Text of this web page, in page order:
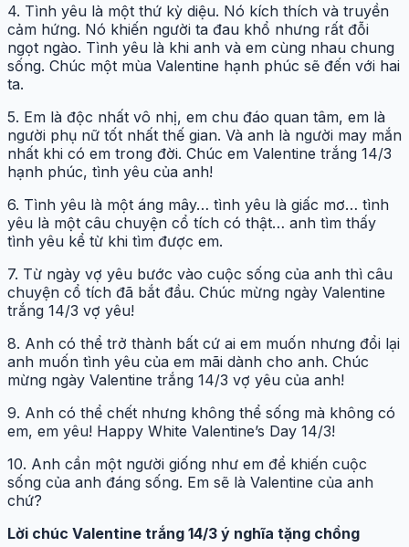
4. Tình yêu là một thứ kỳ diệu. Nó kích thích và truyền
cảm hứng. Nó khiến người ta đau khổ nhưng rất đỗi
ngọt ngào. Tình yêu là khi anh và em cùng nhau chung
sống. Chúc một mùa Valentine hạnh phúc sẽ đến với hai
ta.
5. Em là độc nhất vô nhị, em chu đáo quan tâm, em là
người phụ nữ tốt nhất thế gian. Và anh là người may mắn
nhất khi có em trong đời. Chúc em Valentine trắng 14/3
hạnh phúc, tình yêu của anh!
6. Tình yêu là một áng mây… tình yêu là giấc mơ… tình
yêu là một câu chuyện cổ tích có thật… anh tìm thấy
tình yêu kể từ khi tìm được em.
7. Từ ngày vợ yêu bước vào cuộc sống của anh thì câu
chuyện cổ tích đã bắt đầu. Chúc mừng ngày Valentine
trắng 14/3 vợ yêu!
8. Anh có thể trở thành bất cứ ai em muốn nhưng đổi lại
anh muốn tình yêu của em mãi dành cho anh. Chúc
mừng ngày Valentine trắng 14/3 vợ yêu của anh!
9. Anh có thể chết nhưng không thể sống mà không có
em, em yêu! Happy White Valentine’s Day 14/3!
10. Anh cần một người giống như em để khiến cuộc
sống của anh đáng sống. Em sẽ là Valentine của anh
chứ?
Lời chúc Valentine trắng 14/3 ý nghĩa tặng chồng